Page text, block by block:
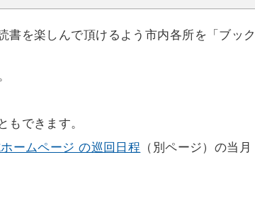
書を楽しんで頂けるよう市内各所を「ブッ
もできます。
ームページ の巡回日程 （別ページ）の当月